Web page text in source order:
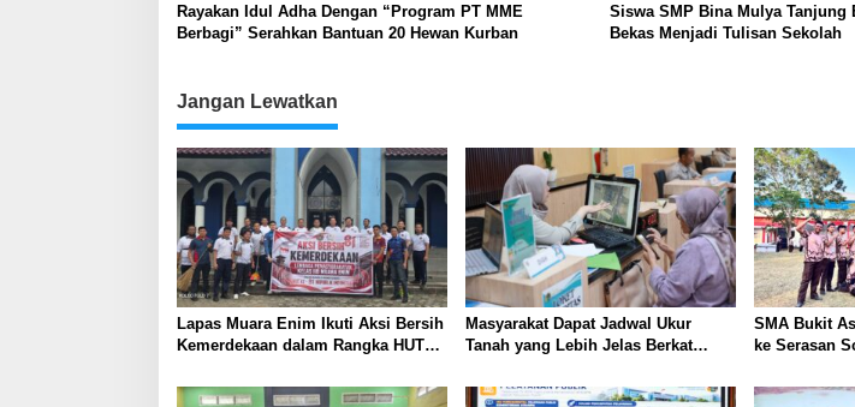
Rayakan Idul Adha Dengan “Program PT MME
Berbagi” Serahkan Bantuan 20 Hewan Kurban
Siswa SMP Bina Mulya Tanjung
Bekas Menjadi Tulisan Sekolah
Jangan Lewatkan
Lapas Muara Enim Ikuti Aksi Bersih
Kemerdekaan dalam Rangka HUT
Masyarakat Dapat Jadwal Ukur
Tanah yang Lebih Jelas Berkat
SMA Bukit
ke Serasan